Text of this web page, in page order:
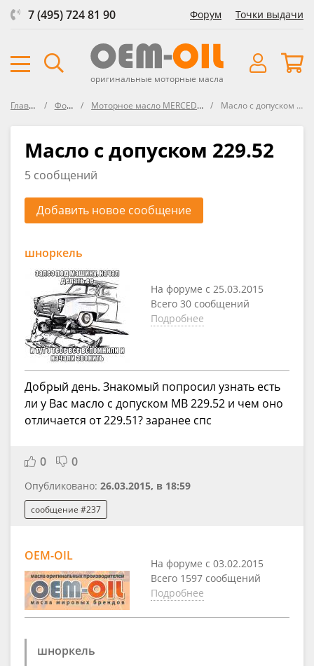
7 (495) 724 81 90 Форум Точки выдачи
оригинальные моторные масла
Главная Форум Моторное масло MERCEDES-BENZ Масло с допуском 229.52
Масло с допуском 229.52
5 сообщений
Добавить новое сообщение
шноркель
На форуме с 25.03.2015
Всего 30 сообщений
Подробнее
Добрый день. Знакомый попросил узнать есть
ли у Вас масло с допуском МВ 229.52 и чем оно
отличается от 229.51? заранее спс
0 0
Опубликовано: 26.03.2015, в 18:59
сообщение #237
OEM-OIL
На форуме с 03.02.2015
Всего 1597 сообщений
Подробнее
шноркель